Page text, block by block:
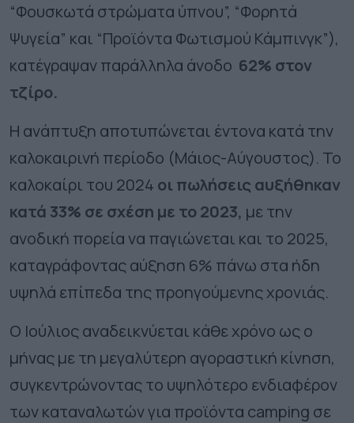
“Φουσκωτά στρώματα ύπνου”, “Φορητά
Ψυγεία” και “Προϊόντα Φωτισμού Κάμπινγκ”),
κατέγραψανπαράλληλα άνοδο 62% στον
τζίρο.
Η ανάπτυξη αποτυπώνεται έντονα κατά την
καλοκαιρινή περίοδο (Μάιος-Αύγουστος). Το
καλοκαίρι του 2024 οι πωλήσεις αυξήθηκαν
κατά 33% σε σχέση με το 2023, με την
ανοδική πορεία να παγιώνεται και το 2025,
καταγράφοντας αύξηση 6% πάνω στα ήδη
υψηλά επίπεδα της προηγούμενης χρονιάς.
Ο Ιούλιος αναδεικνύεται κάθε χρόνο ως ο
μήνας με τη μεγαλύτερη αγοραστική κίνηση,
συγκεντρώνοντας το υψηλότερο ενδιαφέρον
των καταναλωτών για προϊόντα camping σε